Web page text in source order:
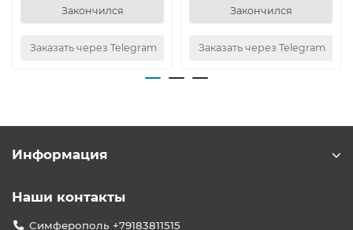
Закончился
Заказать через Telegram
Закончился
Заказать через Telegram
Информация
Наши контакты
Симферополь +79183811515